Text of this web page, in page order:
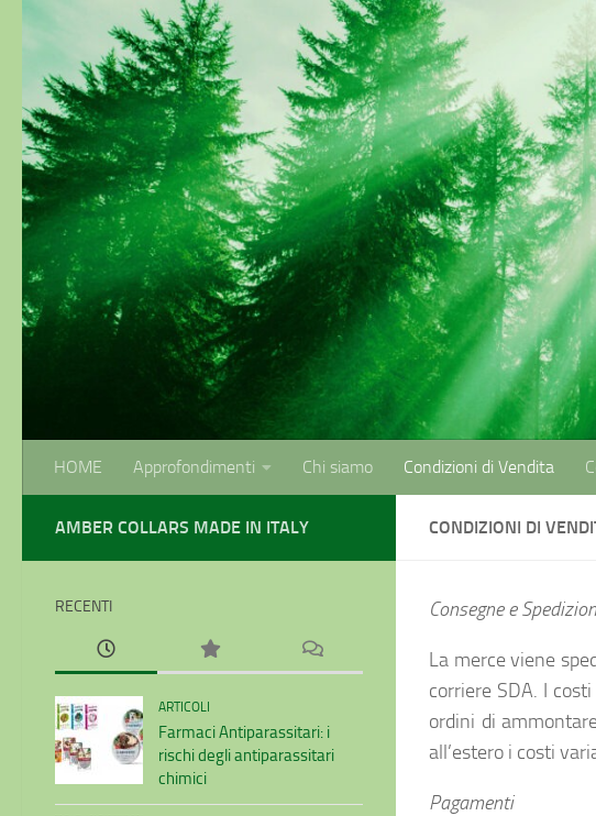
Sotto il contenuto
HOME Approfondimenti Chi siamo Condizioni di Vendita
CONDIZIONI DI
Consegne e
La merce viene
corriere SDA. I
ordini di
all’estero i costi
Pagamenti
AMBER COLLARS MADE IN ITALY
RECENTI
ARTICOLI
Farmaci Antiparassitari: i
rischi degli antiparassitari
chimici